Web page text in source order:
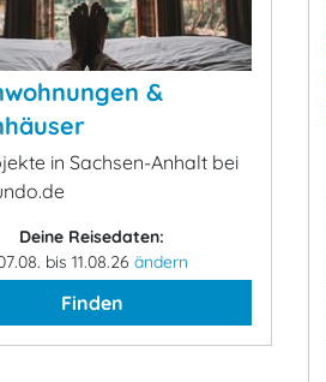
&
in Sachsen-Anhalt bei
Deine Reisedaten:
bis 11.08.26 ändern
Finden